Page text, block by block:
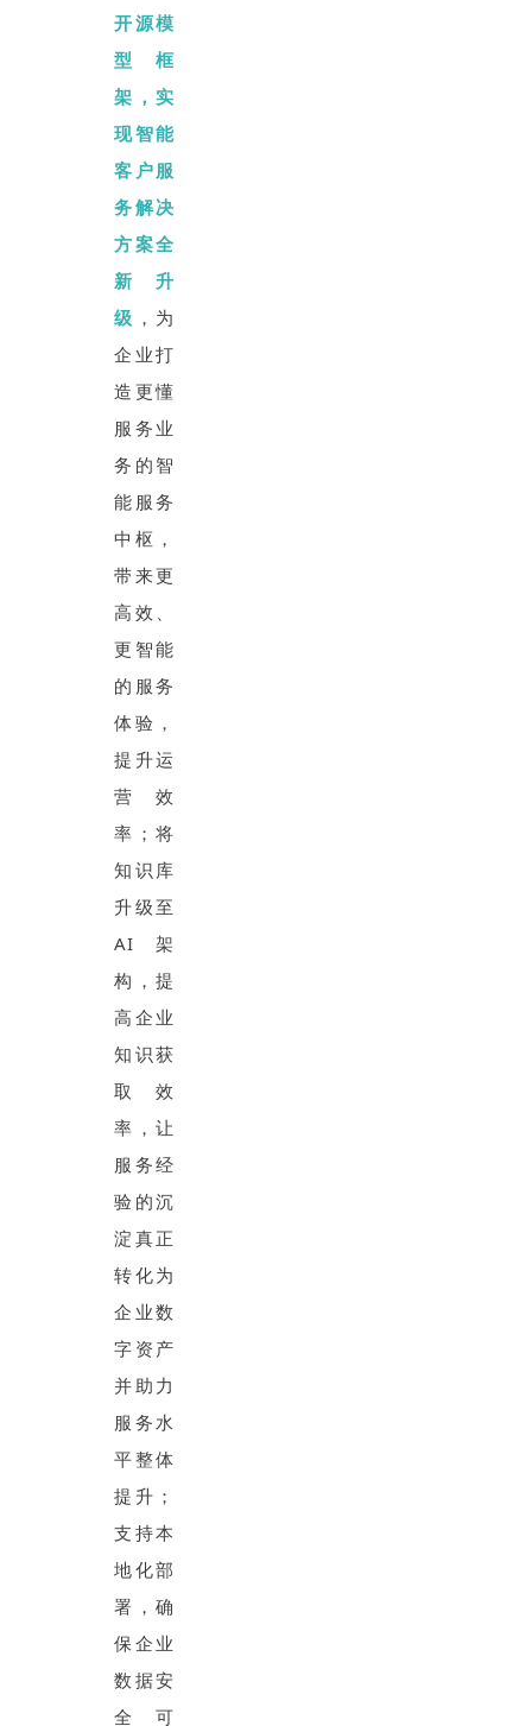
开源模
型框
架，实
现智能
客户服
务解决
方案全
新升
级 ，为
企业打
造更懂
服务业
务的智
能服务
中枢，
带来更
高效、
更智能
的服务
体验，
提升运
营效
率；将
知识库
升级至
AI架
构，提
高企业
知识获
取效
率，让
服务经
验的沉
淀真正
转化为
企业数
字资产
并助力
服务水
平整体
提升；
支持本
地化部
署，确
保企业
数据安
全可